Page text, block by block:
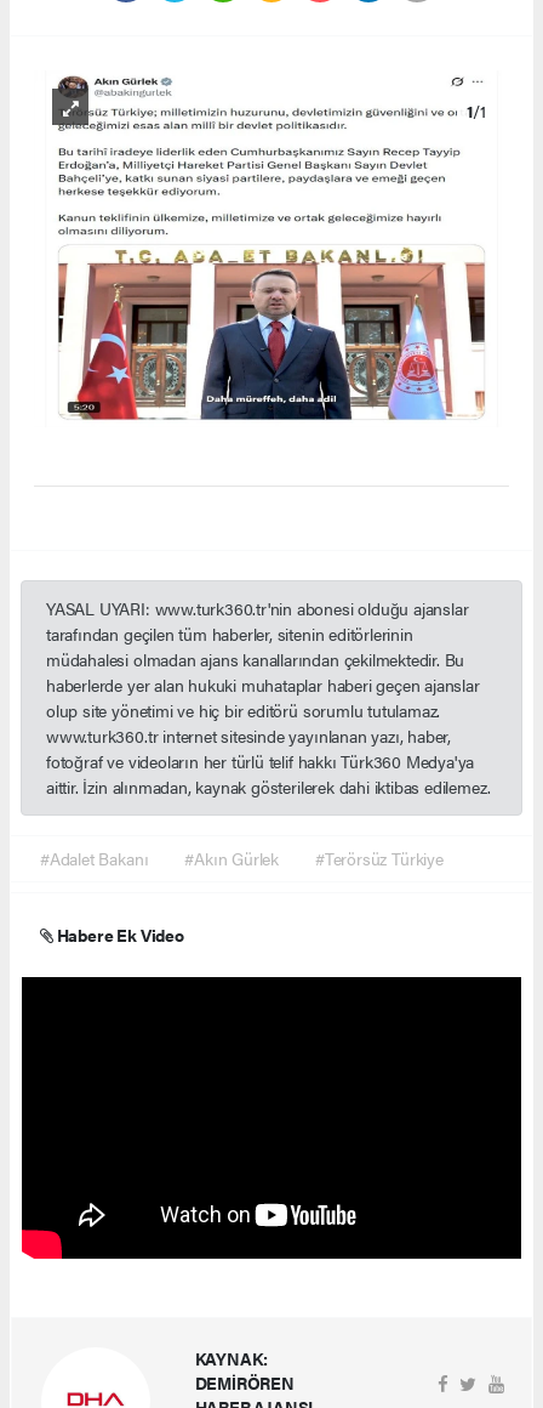
1/1
YASAL UYARI: www.turk360.tr'nin abonesi olduğu ajanslar
tarafından geçilen tüm haberler, sitenin editörlerinin
müdahalesi olmadan ajans kanallarından çekilmektedir. Bu
haberlerde yer alan hukuki muhataplar haberi geçen ajanslar
olup site yönetimi ve hiç bir editörü sorumlu tutulamaz.
www.turk360.tr internet sitesinde yayınlanan yazı, haber,
fotoğraf ve videoların her türlü telif hakkı Türk360 Medya'ya
aittir. İzin alınmadan, kaynak gösterilerek dahi iktibas edilemez.
#Adalet Bakanı #Akın Gürlek #Terörsüz Türkiye
Habere Ek Video
KAYNAK:
DEMİRÖREN